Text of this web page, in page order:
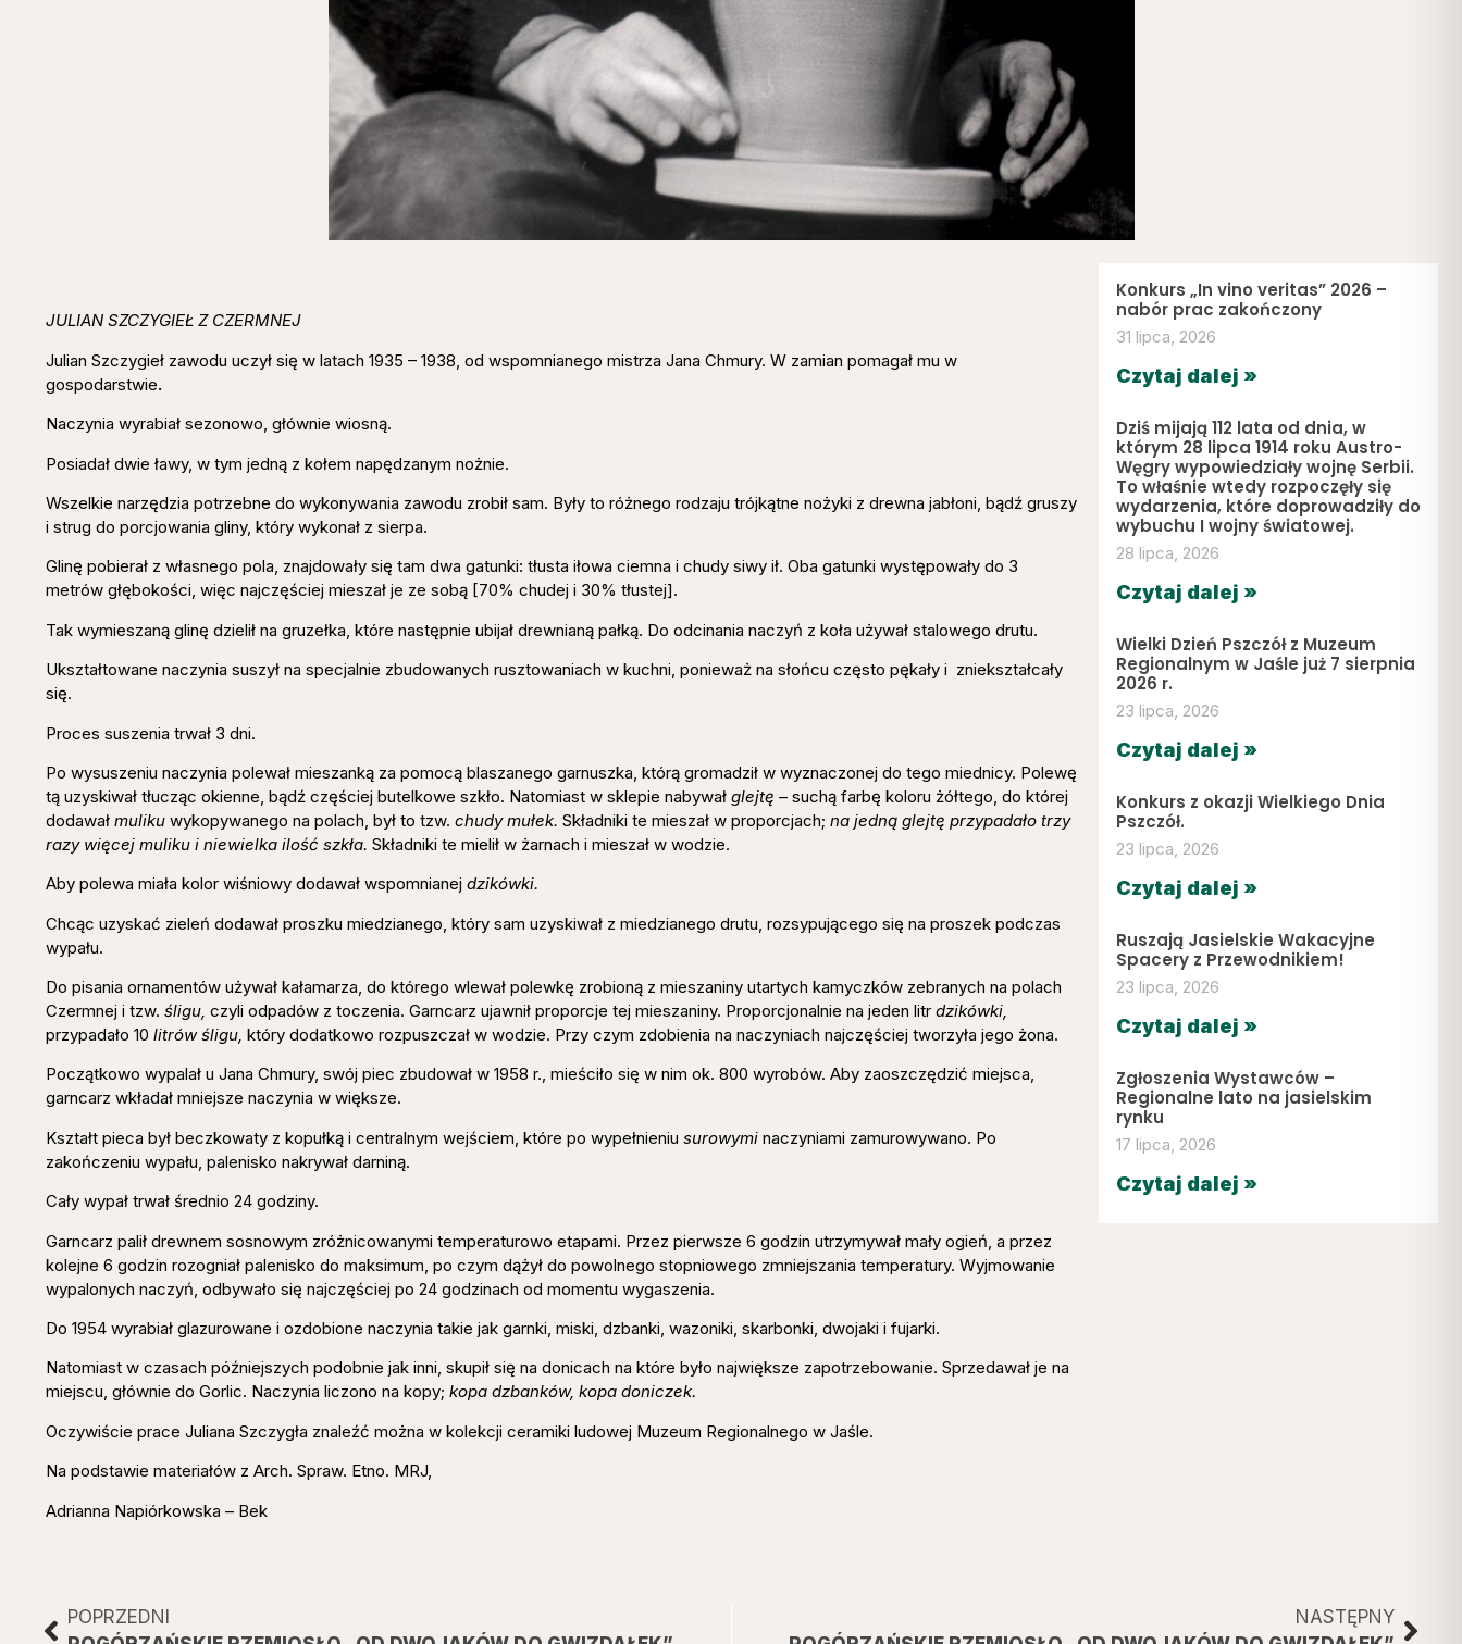
JULIAN SZCZYGIEŁ Z CZERMNEJ
Julian Szczygieł zawodu uczył się w latach 1935 – 1938, od wspomnianego mistrza Jana Chmury. W zamian pomagał mu w
gospodarstwie.
Naczynia wyrabiał sezonowo, głównie wiosną.
Posiadał dwie ławy, w tym jedną z kołem napędzanym nożnie.
Wszelkie narzędzia potrzebne do wykonywania zawodu zrobił sam. Były to różnego rodzaju trójkątne nożyki z drewna jabłoni, bądź gruszy
i strug do porcjowania gliny, który wykonał z sierpa.
Glinę pobierał z własnego pola, znajdowały się tam dwa gatunki: tłusta iłowa ciemna i chudy siwy ił. Oba gatunki występowały do 3
metrów głębokości, więc najczęściej mieszał je ze sobą [70% chudej i 30% tłustej].
Tak wymieszaną glinę dzielił na gruzełka, które następnie ubijał drewnianą pałką. Do odcinania naczyń z koła używał stalowego drutu.
Ukształtowane naczynia suszył na specjalnie zbudowanych rusztowaniach w kuchni, ponieważ na słońcu często pękały i zniekształcały
się.
Proces suszenia trwał 3 dni.
Po wysuszeniu naczynia polewał mieszanką za pomocą blaszanego garnuszka, którą gromadził w wyznaczonej do tego miednicy. Polewę
tą uzyskiwał tłucząc okienne, bądź częściej butelkowe szkło. Natomiast w sklepie nabywał glejtę – suchą farbę koloru żółtego, do której
dodawał muliku wykopywanego na polach, był to tzw. chudy mułek. Składniki te mieszał w proporcjach; na jedną glejtę przypadało trzy
razy więcej muliku i niewielka ilość szkła. Składniki te mielił w żarnach i mieszał w wodzie.
Aby polewa miała kolor wiśniowy dodawał wspomnianej dzikówki.
Chcąc uzyskać zieleń dodawał proszku miedzianego, który sam uzyskiwał z miedzianego drutu, rozsypującego się na proszek podczas
wypału.
Do pisania ornamentów używał kałamarza, do którego wlewał polewkę zrobioną z mieszaniny utartych kamyczków zebranych na polach
Czermnej i tzw. śligu, czyli odpadów z toczenia. Garncarz ujawnił proporcje tej mieszaniny. Proporcjonalnie na jeden litr dzikówki,
przypadało 10 litrów śligu, który dodatkowo rozpuszczał w wodzie. Przy czym zdobienia na naczyniach najczęściej tworzyła jego żona.
Początkowo wypalał u Jana Chmury, swój piec zbudował w 1958 r., mieściło się w nim ok. 800 wyrobów. Aby zaoszczędzić miejsca,
garncarz wkładał mniejsze naczynia w większe.
Kształt pieca był beczkowaty z kopułką i centralnym wejściem, które po wypełnieniu surowymi naczyniami zamurowywano. Po
zakończeniu wypału, palenisko nakrywał darniną.
Cały wypał trwał średnio 24 godziny.
Garncarz palił drewnem sosnowym zróżnicowanymi temperaturowo etapami. Przez pierwsze 6 godzin utrzymywał mały ogień, a przez
kolejne 6 godzin rozogniał palenisko do maksimum, po czym dążył do powolnego stopniowego zmniejszania temperatury. Wyjmowanie
wypalonych naczyń, odbywało się najczęściej po 24 godzinach od momentu wygaszenia.
Do 1954 wyrabiał glazurowane i ozdobione naczynia takie jak garnki, miski, dzbanki, wazoniki, skarbonki, dwojaki i fujarki.
Natomiast w czasach późniejszych podobnie jak inni, skupił się na donicach na które było największe zapotrzebowanie. Sprzedawał je na
miejscu, głównie do Gorlic. Naczynia liczono na kopy; kopa dzbanków, kopa doniczek.
Oczywiście prace Juliana Szczygła znaleźć można w kolekcji ceramiki ludowej Muzeum Regionalnego w Jaśle.
Na podstawie materiałów z Arch. Spraw. Etno. MRJ,
Adrianna Napiórkowska – Bek
Konkurs „In vino veritas” 2026 –
nabór prac zakończony
31 lipca, 2026
Czytaj dalej »
Dziś mijają 112 lata od dnia, w
którym 28 lipca 1914 roku Austro-
Węgry wypowiedziały wojnę Serbii.
To właśnie wtedy rozpoczęły się
wydarzenia, które doprowadziły do
wybuchu I wojny światowej.
28 lipca, 2026
Czytaj dalej »
Wielki Dzień Pszczół z Muzeum
Regionalnym w Jaśle już 7 sierpnia
2026 r.
23 lipca, 2026
Czytaj dalej »
Konkurs z okazji Wielkiego Dnia
Pszczół.
23 lipca, 2026
Czytaj dalej »
Ruszają Jasielskie Wakacyjne
Spacery z Przewodnikiem!
23 lipca, 2026
Czytaj dalej »
Zgłoszenia Wystawców –
Regionalne lato na jasielskim
rynku
17 lipca, 2026
Czytaj dalej »
POPRZEDNI
NASTĘPNY